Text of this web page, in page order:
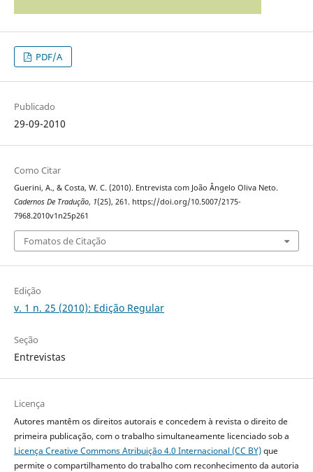
PDF/A
Publicado
29-09-2010
Como Citar
Guerini, A., & Costa, W. C. (2010). Entrevista com João Ângelo Oliva Neto.
Cadernos De Tradução, 1(25), 261. https://doi.org/10.5007/2175-
7968.2010v1n25p261
Fomatos de Citação
Edição
v. 1 n. 25 (2010): Edição Regular
Seção
Entrevistas
Licença
Autores mantêm os direitos autorais e concedem à revista o direito de
primeira publicação, com o trabalho simultaneamente licenciado sob a
Licença Creative Commons Atribuição 4.0 Internacional (CC BY)que
permite o compartilhamento do trabalho com reconhecimento da autoria